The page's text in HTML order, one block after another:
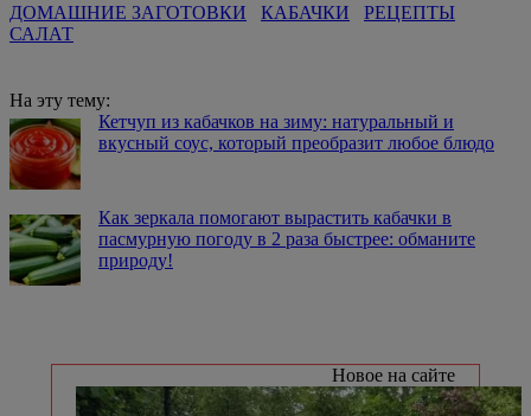
ДОМАШНИЕ ЗАГОТОВКИ КАБАЧКИ
РЕЦЕПТЫ
САЛАТ
На эту тему:
Кетчуп из кабачков на зиму: натуральный и
вкусный соус, который преобразит любое блюдо
Как зеркала помогают вырастить кабачки в
пасмурную погоду в 2 раза быстрее: обманите
природу!
Новое на сайте